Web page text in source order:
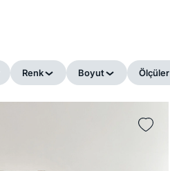
Renk Boyut Ölçüler